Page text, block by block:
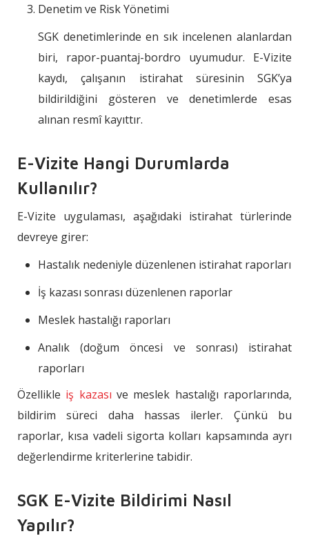
Denetim ve Risk Yönetimi
SGK denetimlerinde en sık incelenen alanlardan
biri, rapor-puantaj-bordro uyumudur. E-Vizite
kaydı, çalışanın istirahat süresinin SGK’ya
bildirildiğini gösteren ve denetimlerde esas
alınan resmî kayıttır.
E-Vizite Hangi Durumlarda
Kullanılır?
E-Vizite uygulaması, aşağıdaki istirahat türlerinde
devreye girer:
Hastalık nedeniyle düzenlenen istirahat raporları
İş kazası sonrası düzenlenen raporlar
Meslek hastalığı raporları
Analık (doğum öncesi ve sonrası) istirahat
raporları
Özellikle iş kazası ve meslek hastalığı raporlarında,
bildirim süreci daha hassas ilerler. Çünkü bu
raporlar, kısa vadeli sigorta kolları kapsamında ayrı
değerlendirme kriterlerine tabidir.
SGK E-Vizite Bildirimi Nasıl
Yapılır?